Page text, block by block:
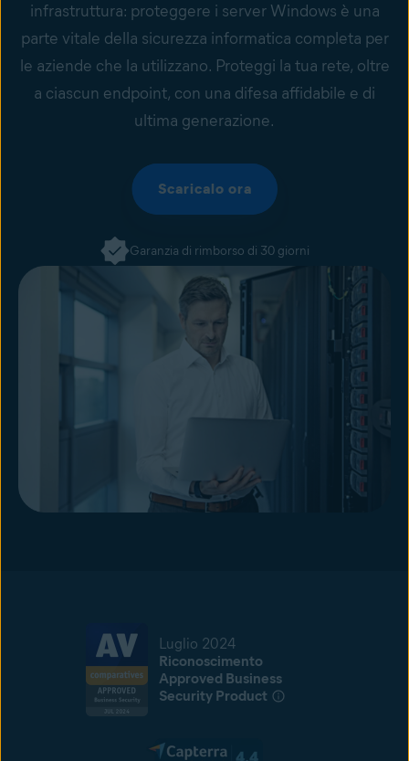
infrastruttura: proteggere i server Windows è una
parte vitale della sicurezza informatica completa per
le aziende che la utilizzano. Proteggi la tua rete, oltre
a ciascun endpoint, con una difesa affidabile e di
ultima generazione.
Scaricalo ora
Garanzia di rimborso di 30 giorni
Luglio 2024
Riconoscimento
Approved Business
Security Product